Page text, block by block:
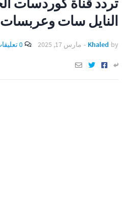
النايل سات وعربسات
by
Khaled
- مارس 17, 2025 0 تعليقات